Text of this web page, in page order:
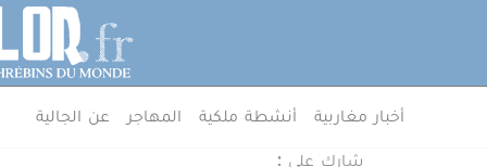
MenuArab
أخبار مغاربية أنشطة ملكية المهاجر عن الجالية
شارك على :